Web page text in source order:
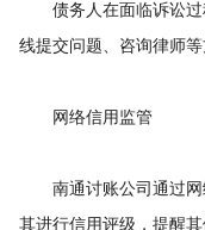
债务人在面临诉讼过
线提交问题、咨询律师
网络信用监管
南通讨账公司通过网
其进行信用评级，提醒